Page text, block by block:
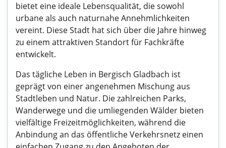
bietet eine ideale Lebensqualität, die sowohl
urbane als auch naturnahe Annehmlichkeiten
vereint. Diese Stadt hat sich über die Jahre hinweg
zu einem attraktiven Standort für Fachkräfte
entwickelt.
Das tägliche Leben in Bergisch Gladbach ist
geprägt von einer angenehmen Mischung aus
Stadtleben und Natur. Die zahlreichen Parks,
Wanderwege und die umliegenden Wälder bieten
vielfältige Freizeitmöglichkeiten, während die
Anbindung an das öffentliche Verkehrsnetz einen